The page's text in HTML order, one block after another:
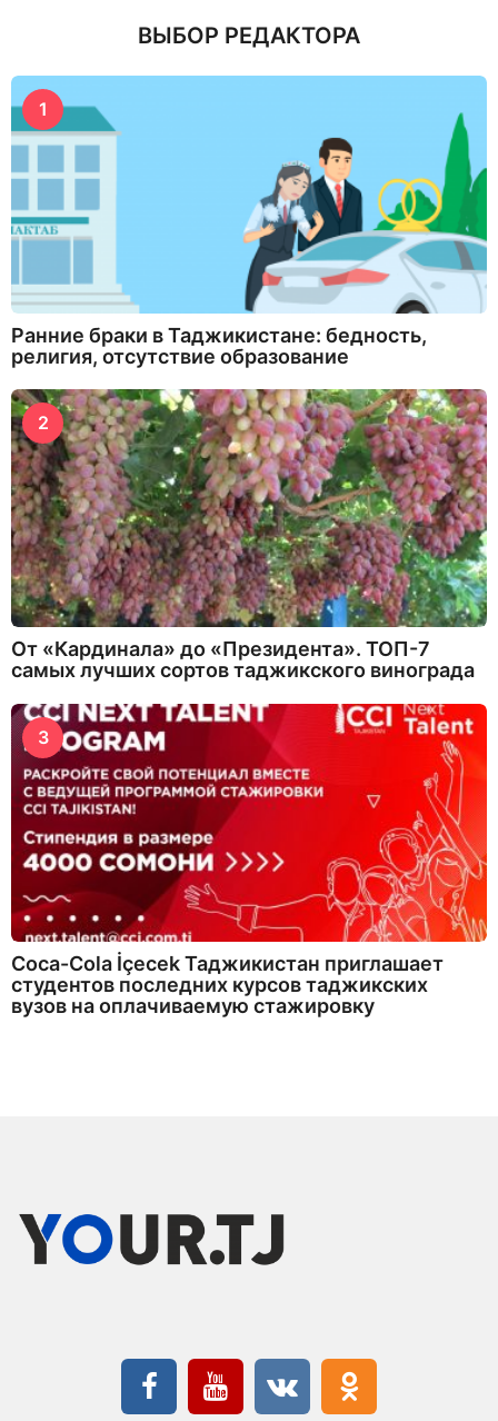
ВЫБОР РЕДАКТОРА
1
Ранние браки в Таджикистане: бедность,
религия, отсутствие образование
2
От «Кардинала» до «Президента». ТОП-7
самых лучших сортов таджикского винограда
3
Coca-Cola İçecek Таджикистан приглашает
студентов последних курсов таджикских
вузов на оплачиваемую стажировку